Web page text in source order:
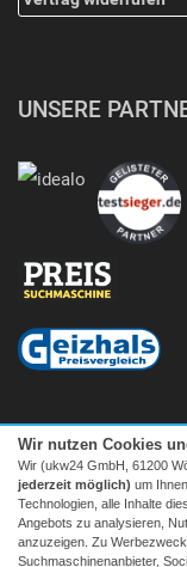
UNSERE
Wir nutzen Cookies
Wir (ukw24 GmbH, 61200
jederzeit möglich) um
Technologien, alle Inhalte
Angebots zu analysieren,
anzuzeigen. Zu
Suchmaschinenanbieter,